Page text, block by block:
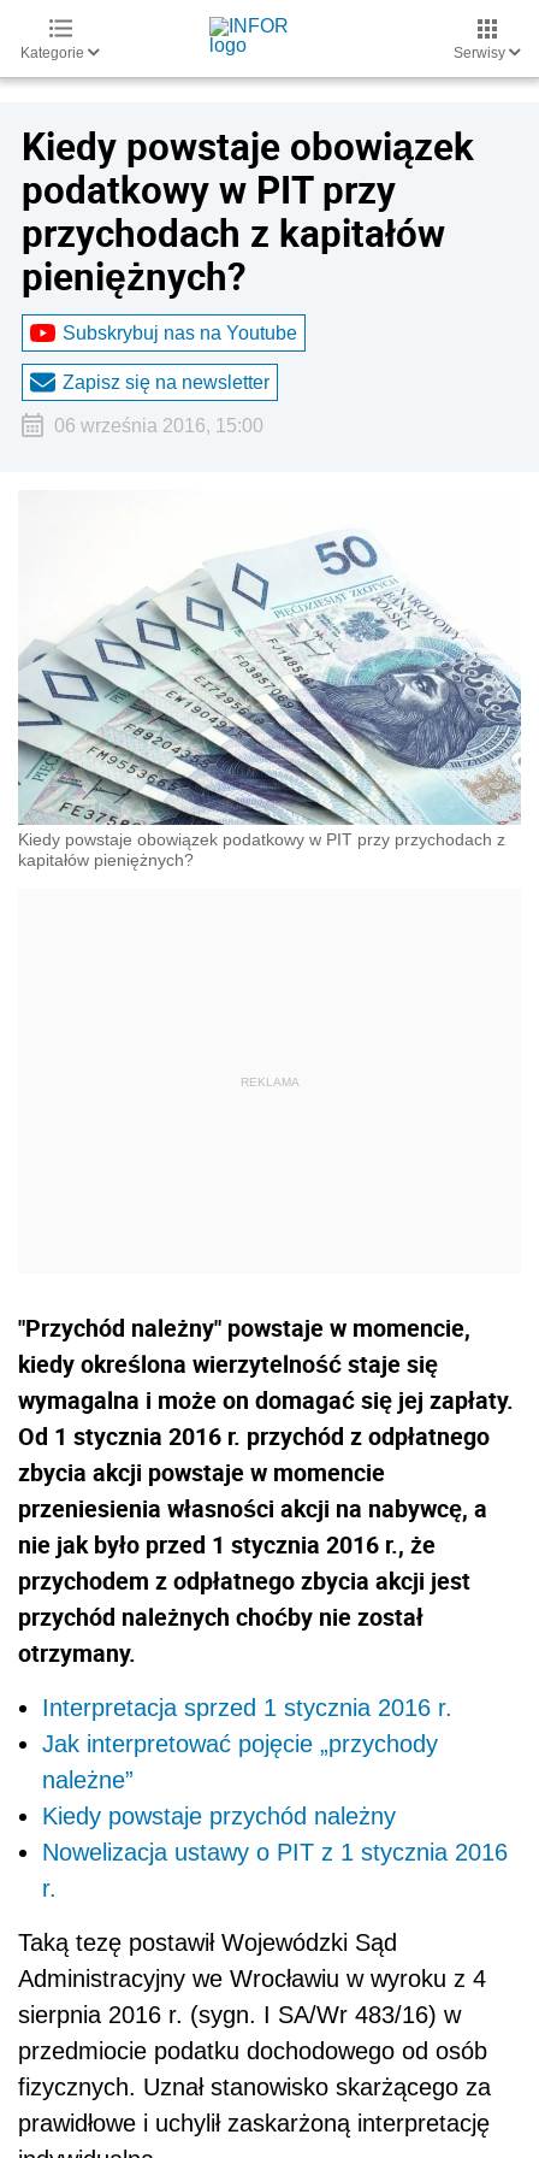
Kategorie Serwisy
Kiedy powstaje obowiązek
podatkowy w PIT przy
przychodach z kapitałów
pieniężnych?
Subskrybuj nas na Youtube
Zapisz się na newsletter
06 września 2016, 15:00
Kiedy powstaje obowiązek podatkowy w PIT przy przychodach z
kapitałów pieniężnych?
"Przychód należny" powstaje w momencie,
kiedy określona wierzytelność staje się
wymagalna i może on domagać się jej zapłaty.
Od 1 stycznia 2016 r. przychód z odpłatnego
zbycia akcji powstaje w momencie
przeniesienia własności akcji na nabywcę, a
nie jak było przed 1 stycznia 2016 r., że
przychodem z odpłatnego zbycia akcji jest
przychód należnych choćby nie został
otrzymany.
Interpretacja sprzed 1 stycznia 2016 r.
Jak interpretować pojęcie „przychody
należne”
Kiedy powstaje przychód należny
Nowelizacja ustawy o PIT z 1 stycznia 2016
r.
Taką tezę postawił Wojewódzki Sąd
Administracyjny we Wrocławiu w wyroku z 4
sierpnia 2016 r. (sygn. I SA/Wr 483/16) w
przedmiocie podatku dochodowego od osób
fizycznych. Uznał stanowisko skarżącego za
prawidłowe i uchylił zaskarżoną interpretację